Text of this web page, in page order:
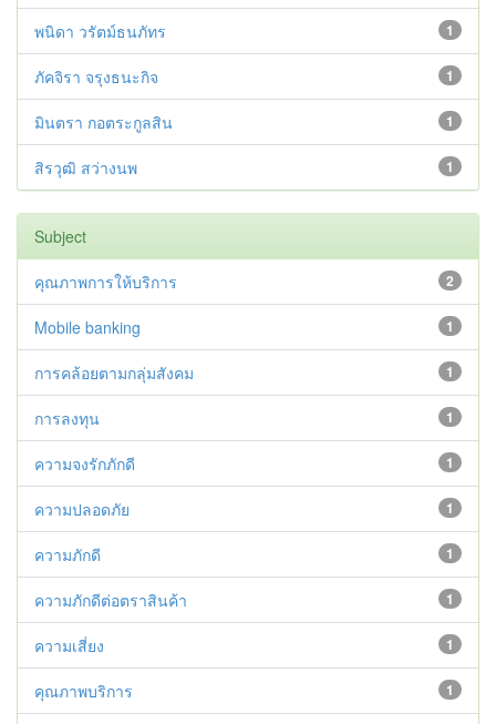
1
พนิดา วรัตม์ธนภัทร
1
ภัคจิรา จรุงธนะกิจ
1
มินตรา กอตระกูลสิน
1
สิรวุฒิ สว่างนพ
Subject
2
คุณภาพการให้บริการ
1
Mobile banking
1
การคล้อยตามกลุ่มสังคม
1
การลงทุน
1
ความจงรักภักดี
1
ความปลอดภัย
1
ความภักดี
1
ความภักดีต่อตราสินค้า
1
ความเสี่ยง
1
คุณภาพบริการ